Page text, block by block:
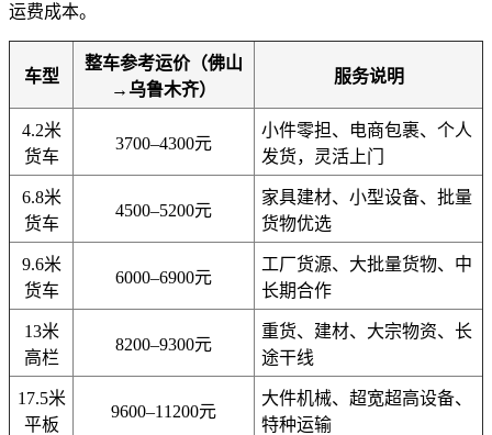
运费成本。
车型
整车参考运价（佛山
→乌鲁木齐）
服务说明
4.2米
货车
3700–4300元
小件零担、电商包裹、个人
发货，灵活上门
6.8米
货车
4500–5200元
家具建材、小型设备、批量
货物优选
9.6米
货车
6000–6900元
工厂货源、大批量货物、中
长期合作
13米
高栏
8200–9300元
重货、建材、大宗物资、长
途干线
17.5米
平板
9600–11200元
大件机械、超宽超高设备、
特种运输